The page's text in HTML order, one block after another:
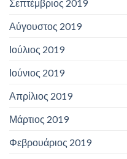
Σεπτέμβριος 2019
Αύγουστος 2019
Ιούλιος 2019
Ιούνιος 2019
Απρίλιος 2019
Μάρτιος 2019
Φεβρουάριος 2019